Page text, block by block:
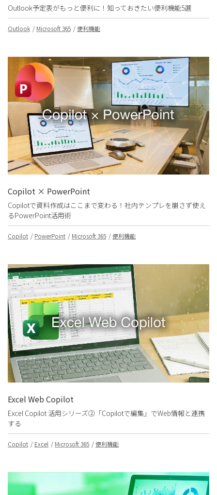
Outlook予定表がもっと便利に！知っておきたい便利機能5選
Outlook Microsoft 365 便利機能
Copilot × PowerPoint
Copilotで資料作成はここまで変わる！社内テンプレを崩さず使え
るPowerPoint活用術
Copilot PowerPoint Microsoft 365 便利機能
Excel Web Copilot
Excel Copilot 活用シリーズ②「Copilotで編集」でWeb情報と連携
する
Copilot Excel Microsoft 365 便利機能